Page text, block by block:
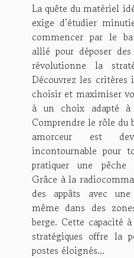
La quête du matériel
exige d’étudier
commencer par le
allié pour déposer
révolutionne la
Découvrez les critères
choisir et maximiser
à un choix adapté à
Comprendre le rôle du
amorceur est
incontournable pour
pratiquer une pêche
Grâce à la
des appâts avec une
même dans des
berge. Cette capacité
stratégiques offre la
postes éloignés...